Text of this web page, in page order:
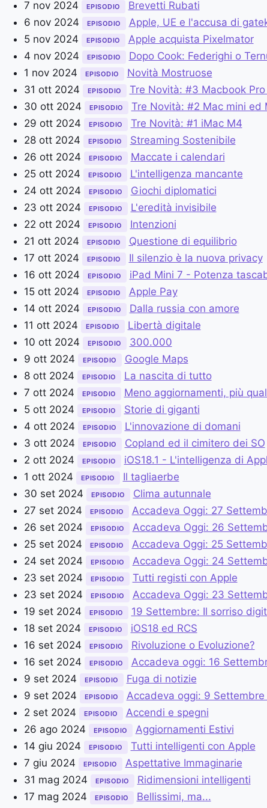
7 nov 2024
EPISODIO
Brevetti Rubati
6 nov 2024
EPISODIO
Apple, UE e l'accusa di
5 nov 2024
EPISODIO
Apple acquista Pixelmator
4 nov 2024
EPISODIO
Dopo Cook: Federighi o
1 nov 2024
EPISODIO
Novità Mostruose
31 ott 2024
EPISODIO
Tre Novità: #3 Macbook
30 ott 2024
EPISODIO
Tre Novità: #2 Mac mini ed
29 ott 2024
EPISODIO
Tre Novità: #1 iMac M4
28 ott 2024
EPISODIO
Streaming Sostenibile
26 ott 2024
EPISODIO
Maccate i calendari
25 ott 2024
EPISODIO
L'intelligenza mancante
24 ott 2024
EPISODIO
Giochi diplomatici
23 ott 2024
EPISODIO
L'eredità invisibile
22 ott 2024
EPISODIO
Intenzioni
21 ott 2024
EPISODIO
Questione di equilibrio
17 ott 2024
EPISODIO
Il silenzio è la nuova privacy
16 ott 2024
EPISODIO
iPad Mini 7 - Potenza
15 ott 2024
EPISODIO
Apple Pay
14 ott 2024
EPISODIO
Dalla russia con amore
11 ott 2024
EPISODIO
Libertà digitale
10 ott 2024
EPISODIO
300.000
9 ott 2024
EPISODIO
Google Maps
8 ott 2024
EPISODIO
La nascita di tutto
7 ott 2024
EPISODIO
Meno aggiornamenti, più
5 ott 2024
EPISODIO
Storie di giganti
4 ott 2024
EPISODIO
L'innovazione di domani
3 ott 2024
EPISODIO
Copland ed il cimitero dei SO
2 ott 2024
EPISODIO
iOS18.1 - L'intelligenza di
1 ott 2024
EPISODIO
Il tagliaerbe
30 set 2024
EPISODIO
Clima autunnale
27 set 2024
EPISODIO
Accadeva Oggi: 27
26 set 2024
EPISODIO
Accadeva Oggi: 26
25 set 2024
EPISODIO
Accadeva Oggi: 25
24 set 2024
EPISODIO
Accadeva Oggi: 24
23 set 2024
EPISODIO
Tutti registi con Apple
23 set 2024
EPISODIO
Accadeva Oggi: 23
19 set 2024
EPISODIO
19 Settembre: Il sorriso
18 set 2024
EPISODIO
iOS18 ed RCS
16 set 2024
EPISODIO
Rivoluzione o Evoluzione?
16 set 2024
EPISODIO
Accadeva oggi: 16
9 set 2024
EPISODIO
Fuga di notizie
9 set 2024
EPISODIO
Accadeva oggi: 9 Settembre
2 set 2024
EPISODIO
Accendi e spegni
26 ago 2024
EPISODIO
Aggiornamenti Estivi
14 giu 2024
EPISODIO
Tutti intelligenti con Apple
7 giu 2024
EPISODIO
Aspettative Immaginarie
31 mag 2024
EPISODIO
Ridimensioni intelligenti
17 mag 2024
EPISODIO
Bellissimi, ma...